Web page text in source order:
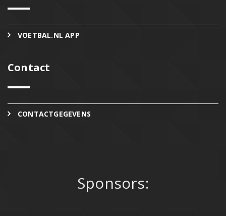
VOETBAL.NL APP
Contact
CONTACTGEGEVENS
Sponsors: